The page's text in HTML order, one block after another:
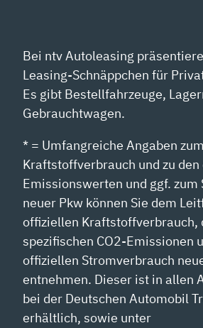
Bei ntv Autoleasing
Leasing-Schnäppchen für
Es gibt Bestellfahrzeuge,
Gebrauchtwagen.
* = Umfangreiche Angaben
Kraftstoffverbrauch und zu
Emissionswerten und ggf.
neuer Pkw können Sie dem
offiziellen Kraftstoffverbrauch,
spezifischen CO2-Emissionen
offiziellen Stromverbrauch
entnehmen. Dieser ist in allen
bei der Deutschen Automobil
erhältlich, sowie unter